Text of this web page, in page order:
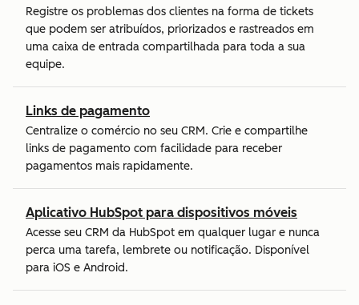
Registre os problemas dos clientes na forma de tickets
que podem ser atribuídos, priorizados e rastreados em
uma caixa de entrada compartilhada para toda a sua
equipe.
Links de pagamento
Centralize o comércio no seu CRM. Crie e compartilhe
links de pagamento com facilidade para receber
pagamentos mais rapidamente.
Aplicativo HubSpot para dispositivos móveis
Acesse seu CRM da HubSpot em qualquer lugar e nunca
perca uma tarefa, lembrete ou notificação. Disponível
para iOS e Android.